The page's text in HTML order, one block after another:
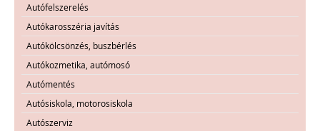
Autófelszerelés
Autókarosszéria javítás
Autókölcsönzés, buszbérlés
Autókozmetika, autómosó
Autómentés
Autósiskola, motorosiskola
Autószerviz